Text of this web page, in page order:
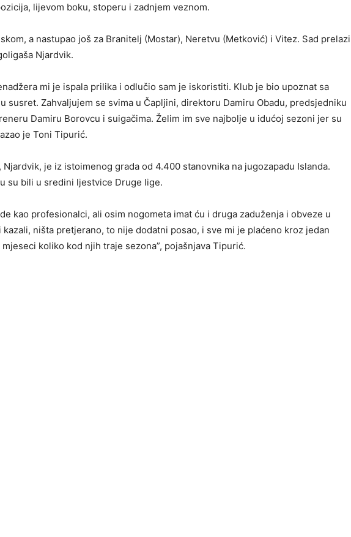
lijevom boku, stoperu i zadnjem veznom.
a nastupao još za Branitelj (Mostar), Neretvu (Metković) i Vitez. Sad prelazi
Njardvik.
mi je ispala prilika i odlučio sam je iskoristiti. Klub je bio upoznat sa
susret. Zahvaljujem se svima u Čapljini, direktoru Damiru Obadu, predsjedniku
Damiru Borovcu i suigačima. Želim im sve najbolje u idućoj sezoni jer su
je Toni Tipurić.
Njardvik, je iz istoimenog grada od 4.400 stanovnika na jugozapadu Islanda.
su bili u sredini ljestvice Druge lige.
kao profesionalci, ali osim nogometa imat ću i druga zaduženja i obveze u
kazali, ništa pretjerano, to nije dodatni posao, i sve mi je plaćeno kroz jedan
koliko kod njih traje sezona”, pojašnjava Tipurić.